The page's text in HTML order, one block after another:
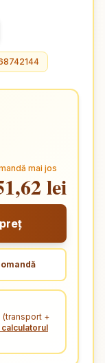
mai jos
lei
(transport +